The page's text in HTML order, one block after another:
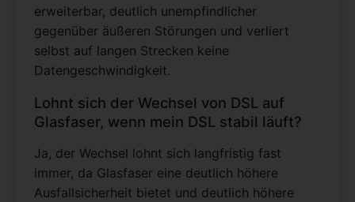
erweiterbar, deutlich unempfindlicher
gegenüber äußeren Störungen und verliert
selbst auf langen Strecken keine
Datengeschwindigkeit.
Lohnt sich der Wechsel von DSL auf
Glasfaser, wenn mein DSL stabil läuft?
Ja, der Wechsel lohnt sich langfristig fast
immer, da Glasfaser eine deutlich höhere
Ausfallsicherheit bietet und deutlich höhere